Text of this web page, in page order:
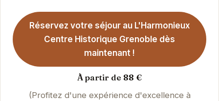
Réservez votre séjour au L'Harmonieux
Centre Historique Grenoble dès
maintenant !
À partir de 88 €
(Profitez d'une expérience d'excellence à